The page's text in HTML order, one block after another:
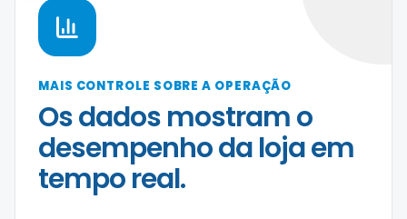
MAIS CONTROLE SOBRE A OPERAÇÃO
Os dados mostram o
desempenho da loja em
tempo real.